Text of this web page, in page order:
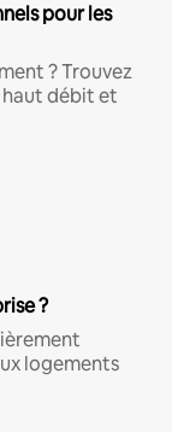
pour les
? Trouvez
haut débit et
?
logements